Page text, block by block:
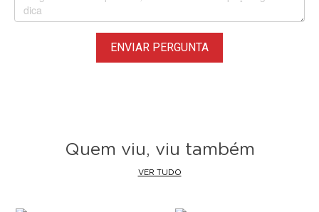
ENVIAR PERGUNTA
Quem viu, viu também
VER TUDO